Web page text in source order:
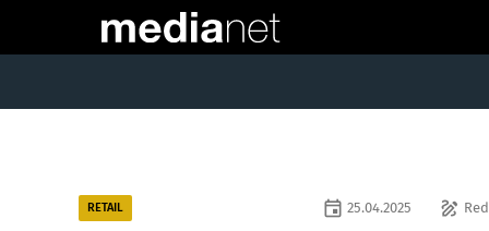
RETAIL draw
event 25.04.2025